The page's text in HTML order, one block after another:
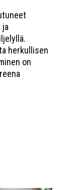
herkullisen
on